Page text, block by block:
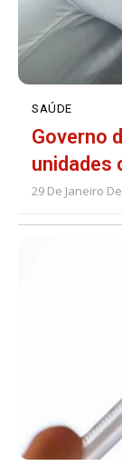
SAÚDE
Governo
unidades
29 De Janeiro